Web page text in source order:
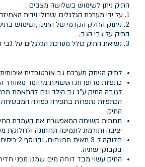
התיק ניתן לשימוש בשלושה מצבים :
1. על ידי מערכת הגלגלים /טרולי וידית האחיזה.
2. ניתוק החלק הקדמי של התיק ,ושימוש
התיק על גבי הגב.
3. נשיאת התיק כולל מערכת הגלגלים על גבי הגב.
לתיק הניתק מערכת גב אורטופדית איכותית
כתפיות מרופדות העשויות מחומר מאוורר
לגובה התיק ע"ג גב הילד וגם להתאמת
הכתפיות נתפרות בתפירה כפולה
התיק
תחתית קשיחה המאפשרת את העמדת
יציבה ותורמת לתמיכה תחתונה ולחלוקת
חלוקה ל-3
בקבוקי שתיה.
התיק עשוי מבד דוחה מים שמגן מפני